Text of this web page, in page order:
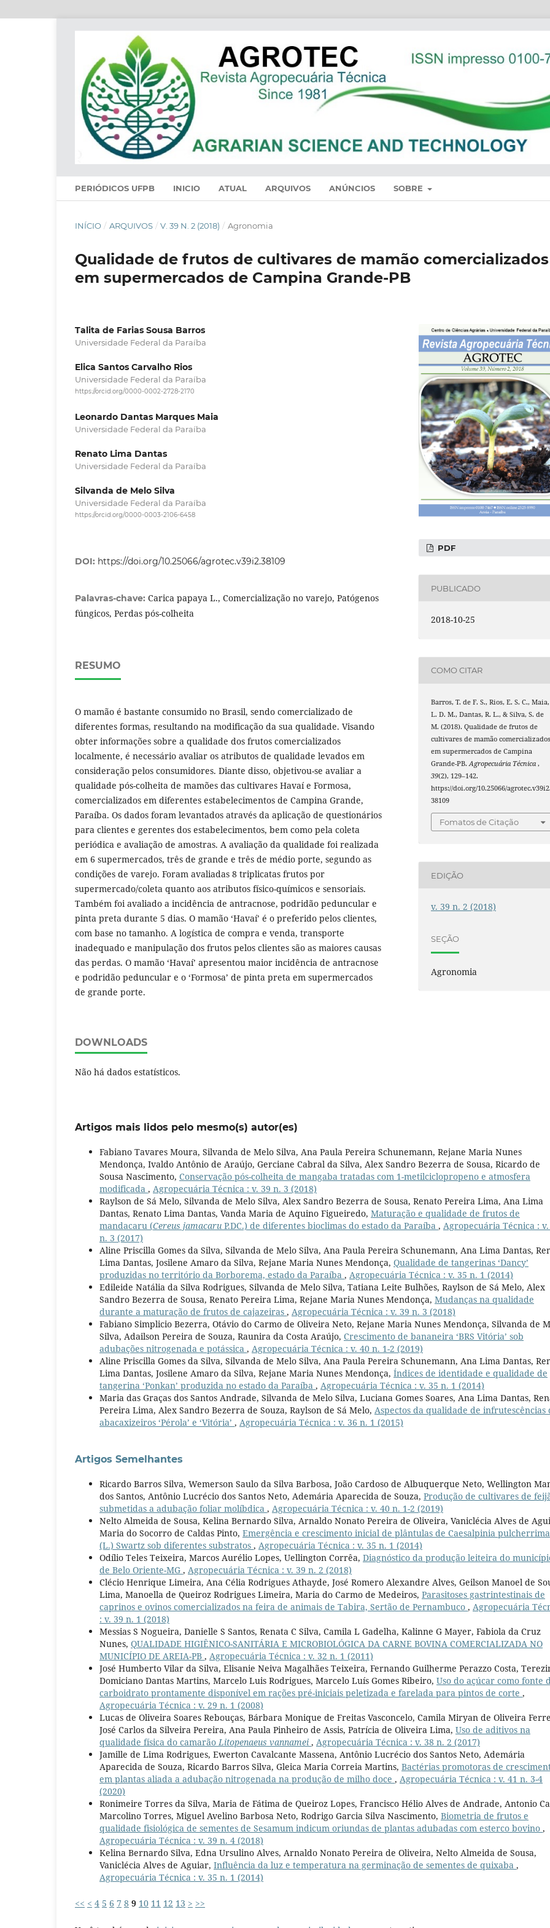
PERIÓDICOS UFPB INICIO ATUAL ARQUIVOS ANÚNCIOS SOBRE
INÍCIO / ARQUIVOS / V. 39 N. 2 (2018) / Agronomia
Qualidade de frutos de cultivares de mamão comercializados
em supermercados de Campina Grande-PB
Talita de Farias Sousa Barros
Universidade Federal da Paraíba
Elica Santos Carvalho Rios
Universidade Federal da Paraíba
https://orcid.org/0000-0002-2728-2170
Leonardo Dantas Marques Maia
Universidade Federal da Paraíba
Renato Lima Dantas
Universidade Federal da Paraíba
Silvanda de Melo Silva
Universidade Federal da Paraíba
https://orcid.org/0000-0003-2106-6458
DOI: https://doi.org/10.25066/agrotec.v39i2.38109
Palavras-chave: Carica papaya L., Comercialização no varejo, Patógenos
fúngicos, Perdas pós-colheita
RESUMO
O mamão é bastante consumido no Brasil, sendo comercializado de
diferentes formas, resultando na modificação da sua qualidade. Visando
obter informações sobre a qualidade dos frutos comercializados
localmente, é necessário avaliar os atributos de qualidade levados em
consideração pelos consumidores. Diante disso, objetivou-se avaliar a
qualidade pós-colheita de mamões das cultivares Havaí e Formosa,
comercializados em diferentes estabelecimentos de Campina Grande,
Paraíba. Os dados foram levantados através da aplicação de questionários
para clientes e gerentes dos estabelecimentos, bem como pela coleta
periódica e avaliação de amostras. A avaliação da qualidade foi realizada
em 6 supermercados, três de grande e três de médio porte, segundo as
condições de varejo. Foram avaliadas 8 triplicatas frutos por
supermercado/coleta quanto aos atributos físico-químicos e sensoriais.
Também foi avaliado a incidência de antracnose, podridão peduncular e
pinta preta durante 5 dias. O mamão ‘Havaí’ é o preferido pelos clientes,
com base no tamanho. A logística de compra e venda, transporte
inadequado e manipulação dos frutos pelos clientes são as maiores causas
das perdas. O mamão ‘Havaí’ apresentou maior incidência de antracnose
e podridão peduncular e o ‘Formosa’ de pinta preta em supermercados
de grande porte.
DOWNLOADS
Não há dados estatísticos.
PDF
PUBLICADO
2018-10-25
COMO CITAR
Barros, T. de F. S., Rios, E. S. C., Maia,
L. D. M., Dantas, R. L., & Silva, S. de
M. (2018). Qualidade de frutos de
cultivares de mamão comercializados
em supermercados de Campina
Grande-PB.Agropecuária Técnica,
39(2), 129–142.
https://doi.org/10.25066/agrotec.v39i2.
38109
Fomatos de Citação
EDIÇÃO
v. 39 n. 2 (2018)
SEÇÃO
Agronomia
Artigos mais lidos pelo mesmo(s) autor(es)
Fabiano Tavares Moura, Silvanda de Melo Silva, Ana Paula Pereira Schunemann, Rejane Maria Nunes
Mendonça, Ivaldo Antônio de Araújo, Gerciane Cabral da Silva, Alex Sandro Bezerra de Sousa, Ricardo de
Sousa Nascimento, Conservação pós-colheita de mangaba tratadas com 1-metilciclopropeno e atmosfera
modificada , Agropecuária Técnica : v. 39 n. 3 (2018)
Raylson de Sá Melo, Silvanda de Melo Silva, Alex Sandro Bezerra de Sousa, Renato Pereira Lima, Ana Lima
Dantas, Renato Lima Dantas, Vanda Maria de Aquino Figueiredo, Maturação e qualidade de frutos de
mandacaru (Cereus jamacaru P.DC.) de diferentes bioclimas do estado da Paraíba , Agropecuária Técnica : v.
n. 3 (2017)
Aline Priscilla Gomes da Silva, Silvanda de Melo Silva, Ana Paula Pereira Schunemann, Ana Lima Dantas,
Lima Dantas, Josilene Amaro da Silva, Rejane Maria Nunes Mendonça, Qualidade de tangerinas ‘Dancy’
produzidas no território da Borborema, estado da Paraíba , Agropecuária Técnica : v. 35 n. 1 (2014)
Edileide Natália da Silva Rodrigues, Silvanda de Melo Silva, Tatiana Leite Bulhões, Raylson de Sá Melo, Alex
Sandro Bezerra de Sousa, Renato Pereira Lima, Rejane Maria Nunes Mendonça, Mudanças na qualidade
durante a maturação de frutos de cajazeiras , Agropecuária Técnica : v. 39 n. 3 (2018)
Fabiano Simplicio Bezerra, Otávio do Carmo de Oliveira Neto, Rejane Maria Nunes Mendonça, Silvanda de
Silva, Adailson Pereira de Souza, Raunira da Costa Araújo, Crescimento de bananeira ‘BRS Vitória’ sob
adubações nitrogenada e potássica , Agropecuária Técnica : v. 40 n. 1-2 (2019)
Aline Priscilla Gomes da Silva, Silvanda de Melo Silva, Ana Paula Pereira Schunemann, Ana Lima Dantas,
Lima Dantas, Josilene Amaro da Silva, Rejane Maria Nunes Mendonça, Índices de identidade e qualidade de
tangerina ‘Ponkan’ produzida no estado da Paraíba , Agropecuária Técnica : v. 35 n. 1 (2014)
Maria das Graças dos Santos Andrade, Silvanda de Melo Silva, Luciana Gomes Soares, Ana Lima Dantas,
Pereira Lima, Alex Sandro Bezerra de Souza, Raylson de Sá Melo, Aspectos da qualidade de infrutescências
abacaxizeiros ‘Pérola’ e ‘Vitória’ , Agropecuária Técnica : v. 36 n. 1 (2015)
Artigos Semelhantes
Ricardo Barros Silva, Wemerson Saulo da Silva Barbosa, João Cardoso de Albuquerque Neto, Wellington
dos Santos, Antônio Lucrécio dos Santos Neto, Ademária Aparecida de Souza, Produção de cultivares de
submetidas a adubação foliar molíbdica , Agropecuária Técnica : v. 40 n. 1-2 (2019)
Nelto Almeida de Sousa, Kelina Bernardo Silva, Arnaldo Nonato Pereira de Oliveira, Vaniclécia Alves de
Maria do Socorro de Caldas Pinto, Emergência e crescimento inicial de plântulas de Caesalpinia pulcherrima
(L.) Swartz sob diferentes substratos , Agropecuária Técnica : v. 35 n. 1 (2014)
Odílio Teles Teixeira, Marcos Aurélio Lopes, Uellington Corrêa, Diagnóstico da produção leiteira do
de Belo Oriente-MG , Agropecuária Técnica : v. 39 n. 2 (2018)
Clécio Henrique Limeira, Ana Célia Rodrigues Athayde, José Romero Alexandre Alves, Geilson Manoel de
Lima, Manoella de Queiroz Rodrigues Limeira, Maria do Carmo de Medeiros, Parasitoses gastrintestinais de
caprinos e ovinos comercializados na feira de animais de Tabira, Sertão de Pernambuco , Agropecuária
: v. 39 n. 1 (2018)
Messias S Nogueira, Danielle S Santos, Renata C Silva, Camila L Gadelha, Kalinne G Mayer, Fabiola da Cruz
Nunes, QUALIDADE HIGIÊNICO-SANITÁRIA E MICROBIOLÓGICA DA CARNE BOVINA COMERCIALIZADA NO
MUNICÍPIO DE AREIA-PB , Agropecuária Técnica : v. 32 n. 1 (2011)
José Humberto Vilar da Silva, Elisanie Neiva Magalhães Teixeira, Fernando Guilherme Perazzo Costa,
Domiciano Dantas Martins, Marcelo Luis Rodrigues, Marcelo Luís Gomes Ribeiro, Uso do açúcar como fonte
carboidrato prontamente disponível em rações pré-iniciais peletizada e farelada para pintos de corte ,
Agropecuária Técnica : v. 29 n. 1 (2008)
Lucas de Oliveira Soares Rebouças, Bárbara Monique de Freitas Vasconcelo, Camila Miryan de Oliveira
José Carlos da Silveira Pereira, Ana Paula Pinheiro de Assis, Patrícia de Oliveira Lima, Uso de aditivos na
qualidade física do camarãoLitopenaeus vannamei , Agropecuária Técnica : v. 38 n. 2 (2017)
Jamille de Lima Rodrigues, Ewerton Cavalcante Massena, Antônio Lucrécio dos Santos Neto, Ademária
Aparecida de Souza, Ricardo Barros Silva, Gleica Maria Correia Martins, Bactérias promotoras de
em plantas aliada a adubação nitrogenada na produção de milho doce , Agropecuária Técnica : v. 41 n. 3-4
(2020)
Ronimeire Torres da Silva, Maria de Fátima de Queiroz Lopes, Francisco Hélio Alves de Andrade, Antonio
Marcolino Torres, Miguel Avelino Barbosa Neto, Rodrigo Garcia Silva Nascimento, Biometria de frutos e
qualidade fisiológica de sementes de Sesamum indicum oriundas de plantas adubadas com esterco bovino ,
Agropecuária Técnica : v. 39 n. 4 (2018)
Kelina Bernardo Silva, Edna Ursulino Alves, Arnaldo Nonato Pereira de Oliveira, Nelto Almeida de Sousa,
Vaniclécia Alves de Aguiar, Influência da luz e temperatura na germinação de sementes de quixaba ,
Agropecuária Técnica : v. 35 n. 1 (2014)
<< < 4 5 6 7 8 9 10 11 12 13 > >>